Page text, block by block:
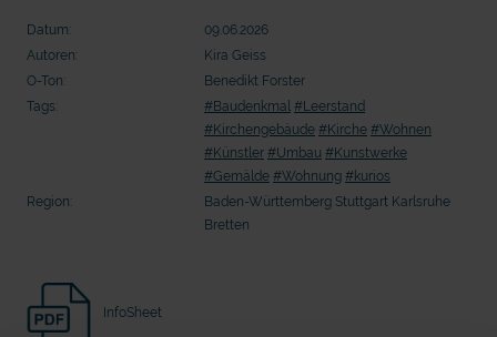
mit epd Text
Datum:
09.06.2026
Autoren:
Kira Geiss
O-Ton:
Benedikt Forster
Tags:
#Baudenkmal #Leerstand
#Kirchengebäude #Kirche #Wohnen
#Künstler #Umbau #Kunstwerke
#Gemälde #Wohnung #kurios
Region:
Baden-Württemberg Stuttgart Karlsruhe
Bretten
InfoSheet